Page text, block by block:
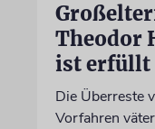
Theodor
ist erfüllt
Die Überreste
Vorfahren